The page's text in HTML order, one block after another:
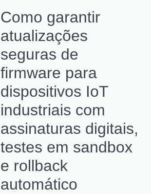
Como garantir
atualizações
seguras de
firmware para
dispositivos IoT
industriais com
assinaturas digitais,
testes em sandbox
e rollback
automático